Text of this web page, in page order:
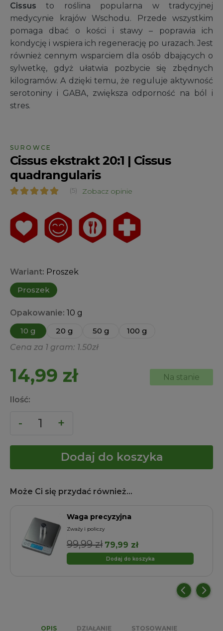
Cissus to roślina popularna w tradycyjnej
medycynie krajów Wschodu. Przede wszystkim
pomaga dbać o kości i stawy – poprawia ich
kondycję i wspiera ich regenerację po urazach. Jest
również cennym wsparciem dla osób dbających o
sylwetkę, gdyż ułatwia pozbycie się zbędnych
kilogramów. A dzięki temu, że reguluje aktywność
serotoniny i GABA, zwiększa odporność na ból i
stres.
SUROWCE
Cissus ekstrakt 20:1 | Cissus
quadrangularis
na 5 na
podstawie
ocen
klientów
(5) Zobacz opinie
Wariant: Proszek
Proszek
Opakowanie: 10 g
10 g
20 g 50 g
100 g
Cena za 1 gram: 1.50zł
14,99 zł Na stanie
Ilość:
Dodaj do koszyka
Może Ci się przydać również...
Waga precyzyjna
Zważy i policzy
99,99zł Pierwotna
cena
79,99 złAktualna
cena
Dodaj do koszyka
OPIS DZIAŁANIE STOSOWANIE